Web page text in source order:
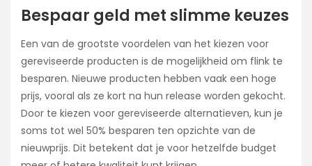
Bespaar geld met slimme keuzes
Een van de grootste voordelen van het kiezen voor
gereviseerde producten is de mogelijkheid om flink te
besparen. Nieuwe producten hebben vaak een hoge
prijs, vooral als ze kort na hun release worden gekocht.
Door te kiezen voor gereviseerde alternatieven, kun je
soms tot wel 50% besparen ten opzichte van de
nieuwprijs. Dit betekent dat je voor hetzelfde budget